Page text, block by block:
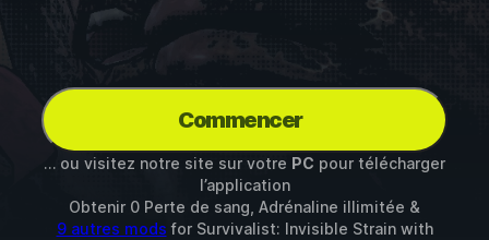
Commencer
… ou visitez notre site sur votre PC pour télécharger
l’application
Obtenir 0 Perte de sang, Adrénaline illimitée &
9 autres mods for Survivalist: Invisible Strainwith